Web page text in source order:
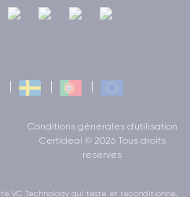
Conditions générales d'utilisation
Certideal © 2026 Tous droits
réservés
VC Technology qui teste et reconditionne,